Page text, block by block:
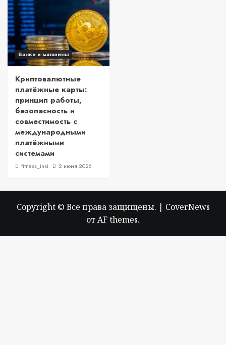
Банки и магазины
Криптовалютные
платёжные карты:
принцип работы,
безопасность и
совместимость с
международными
платёжными
системами
fitness_insi 2 июня 2026
Copyright © Все права защищены. | CoverNews
от AF themes.